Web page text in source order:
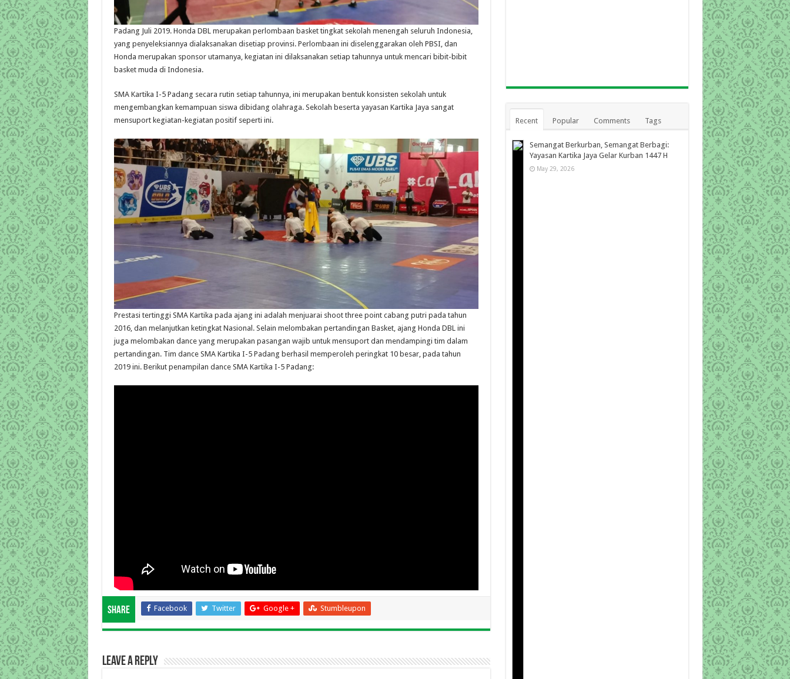
Padang Juli 2019. Honda DBL merupakan perlombaan basket tingkat sekolah menengah seluruh Indonesia,
yang penyeleksiannya dialaksanakan disetiap provinsi. Perlombaan ini diselenggarakan oleh PBSI, dan
Honda merupakan sponsor utamanya, kegiatan ini dilaksanakan setiap tahunnya untuk mencari bibit-bibit
basket muda di Indonesia.
SMA Kartika I-5 Padang secara rutin setiap tahunnya, ini merupakan bentuk konsisten sekolah untuk
mengembangkan kemampuan siswa dibidang olahraga. Sekolah beserta yayasan Kartika Jaya sangat
mensuport kegiatan-kegiatan positif seperti ini.
Prestasi tertinggi SMA Kartika pada ajang ini adalah menjuarai shoot three point cabang putri pada tahun
2016, dan melanjutkan ketingkat Nasional. Selain melombakan pertandingan Basket, ajang Honda DBL ini
juga melombakan dance yang merupakan pasangan wajib untuk mensuport dan mendampingi tim dalam
pertandingan. Tim dance SMA Kartika I-5 Padang berhasil memperoleh peringkat 10 besar, pada tahun
2019 ini. Berikut penampilan dance SMA Kartika I-5 Padang:
Share Facebook Twitter Google + Stumbleupon
Leave a Reply
Recent Popular Comments Tags
Semangat Berkurban, Semangat Berbagi:
Yayasan Kartika Jaya Gelar Kurban 1447 H
May 29, 2026